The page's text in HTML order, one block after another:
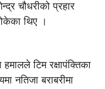
चौधरीको प्रहार
थिए ।
टिम रक्षापंक्तिका
नतिजा बराबरीमा